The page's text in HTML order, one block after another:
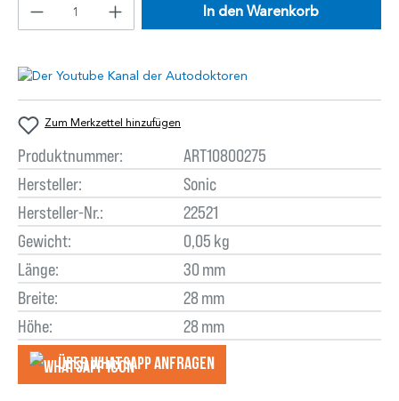
In den Warenkorb
Zum Merkzettel hinzufügen
Produktnummer:
ART10800275
Hersteller:
Sonic
Hersteller-Nr.:
22521
Gewicht:
0,05 kg
Länge:
30 mm
Breite:
28 mm
Höhe:
28 mm
Über WhatsApp anfragеn